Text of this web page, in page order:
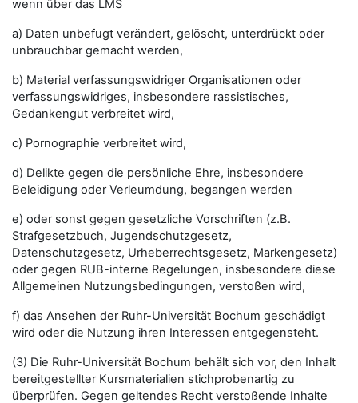
wenn über das LMS
a) Daten unbefugt verändert, gelöscht, unterdrückt oder
unbrauchbar gemacht werden,
b) Material verfassungswidriger Organisationen oder
verfassungswidriges, insbesondere rassistisches,
Gedankengut verbreitet wird,
c) Pornographie verbreitet wird,
d) Delikte gegen die persönliche Ehre, insbesondere
Beleidigung oder Verleumdung, begangen werden
e) oder sonst gegen gesetzliche Vorschriften (z.B.
Strafgesetzbuch, Jugendschutzgesetz,
Datenschutzgesetz, Urheberrechtsgesetz, Markengesetz)
oder gegen RUB-interne Regelungen, insbesondere diese
Allgemeinen Nutzungsbedingungen, verstoßen wird,
f) das Ansehen der Ruhr-Universität Bochum geschädigt
wird oder die Nutzung ihren Interessen entgegensteht.
(3) Die Ruhr-Universität Bochum behält sich vor, den Inhalt
bereitgestellter Kursmaterialien stichprobenartig zu
überprüfen. Gegen geltendes Recht verstoßende Inhalte